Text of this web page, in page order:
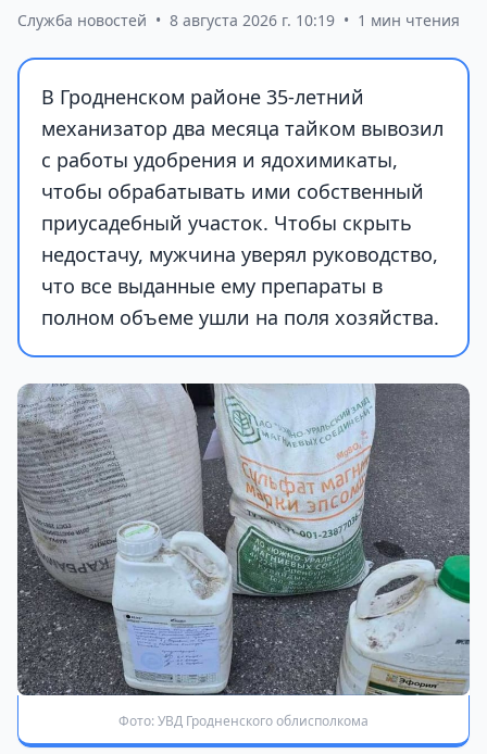
Служба новостей • 8 августа 2026 г. 10:19 • 1 мин чтения
В Гродненском районе 35-летний
механизатор два месяца тайком вывозил
с работы удобрения и ядохимикаты,
чтобы обрабатывать ими собственный
приусадебный участок. Чтобы скрыть
недостачу, мужчина уверял руководство,
что все выданные ему препараты в
полном объеме ушли на поля хозяйства.
Фото: УВД Гродненского облисполкома